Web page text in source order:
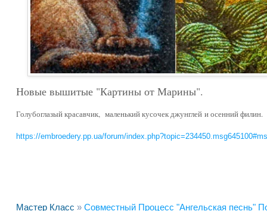
Новые вышитые "Картины от Марины".
Голубоглазый красавчик, маленький кусочек джунглей и осенний филин.
https://embroedery.pp.ua/forum/
Мастер Класс » Совместный Процесс "Ангельская песнь"